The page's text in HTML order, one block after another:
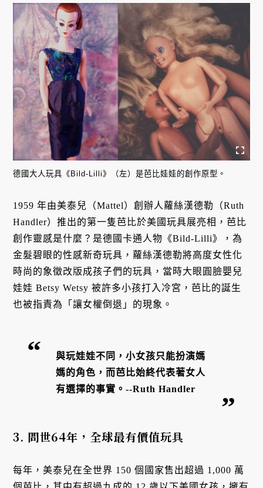
德國大人玩具《Bild-Lilli》（左）是芭比娃娃的創作原型。
1959 年由美泰兒（Mattel）創辦人蘿絲漢德勒（Ruth
Handler）推出的第一隻芭比於美國玩具展亮相，芭比
創作靈感是什麼？是德國卡通人物《Bild-Lilli》，為
金髮碧眼的性感新奇玩具，蘿絲漢德勒將高度女性化
時尚的象徵改版成孩子們的玩具，當時大眼圓臉嬰兒
娃娃 Betsy Wetsy 被許多小孩打入冷宮，芭比的誕生
也被指責為「讓女權倒退」的現象。
與玩娃娃不同，小女孩只能扮演媽
媽的角色，而芭比始終代表著女人
有選擇的事實。--Ruth Handler
3. 問世64年，全球最有價值玩具
每年，美泰兒在全世界 150 個國家售出超過 1,000 萬